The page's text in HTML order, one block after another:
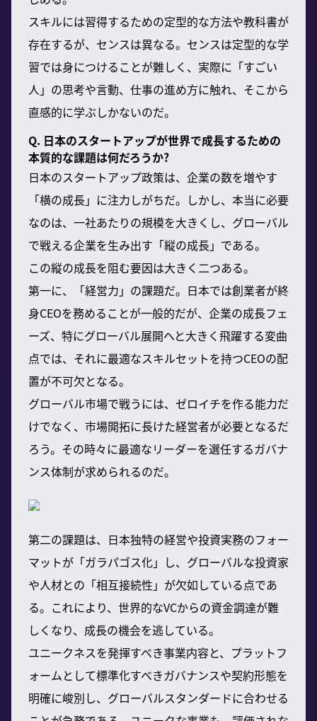
スキルには習得するための定型的な方法や教科書が
存在するが、センスは異なる。センスは定型的な学
習では身につけることが難しく、実際に「すごい
人」の思考や言動、仕事の進め方に触れ、そこから
直感的に学ぶしかないのだ。
Q. 日本のスタートアップが世界で成長するための
本質的な課題は何だろうか?
日本のスタートアップ政策は、企業の数を増やす
「横の成長」に注力しがちだ。しかし、本当に必要
なのは、一社あたりの規模を大きくし、グローバル
で戦える企業を生み出す「縦の成長」である。
この縦の成長を阻む要因は大きく二つある。
第一に、「経営力」の課題だ。日本では創業者が終
身CEOを務めることが一般的だが、企業の成長フェ
ーズ、特にグローバル展開へと大きく飛躍する変曲
点では、それに最適なスキルセットを持つCEOの配
置が不可欠となる。
グローバル市場で戦うには、ゼロイチを作る能力だ
けでなく、市場開拓に長けた経営者が必要となるだ
ろう。その時々に最適なリーダーを選任するガバナ
ンス体制が求められるのだ。
第二の課題は、日本独特の経営や投資実務のフォー
マットが「ガラパゴス化」し、グローバルな投資家
や人材との「相互接続性」が欠如している点であ
る。これにより、世界的なVCからの資金調達が難
しくなり、成長の機会を逃している。
ユニークネスを発揮すべき事業内容と、プラットフ
ォームとして標準化すべきガバナンスや契約形態を
明確に峻別し、グローバルスタンダードに合わせる